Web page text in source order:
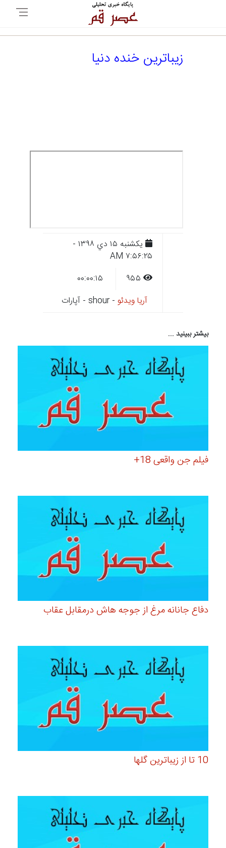
زیباترین خنده دنیا
يکشنبه ۱۵ دي ۱۳۹۸ -
۷:۵۶:۲۵ AM
آریا ویدئو - shour - آپارات
بیشتر ببینید ...
فیلم جن واقعی 18+
دفاع جانانه مرغ از جوجه هاش درمقابل عقاب
10 تا از زیباترین گلها